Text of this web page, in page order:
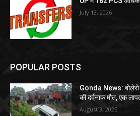
July 13, 2026
POPULAR POSTS
Gonda News: बोलेरो
की दर्दनाक मौत, एक
August 3, 2025